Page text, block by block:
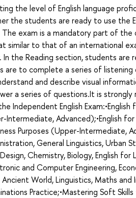
the level of English language
the students are ready to use the
exam is a mandatory part of the
similar to that of an international
the Reading section, students are
to complete a series of listening
and describe visual
a series of questions.It is
English Exam:•English
Advanced);•English
Purposes (Upper-Intermediate,
General Linguistics, Urban
Chemistry, Biology, English for
and Computer Engineering,
World, Linguistics, Maths
Practice;•Mastering Soft